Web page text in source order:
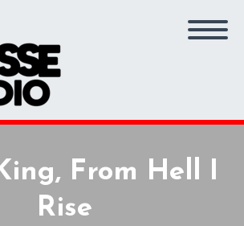
From Hell I
Rise